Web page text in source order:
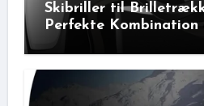
Skibriller til
Perfekte
Beskyttelse